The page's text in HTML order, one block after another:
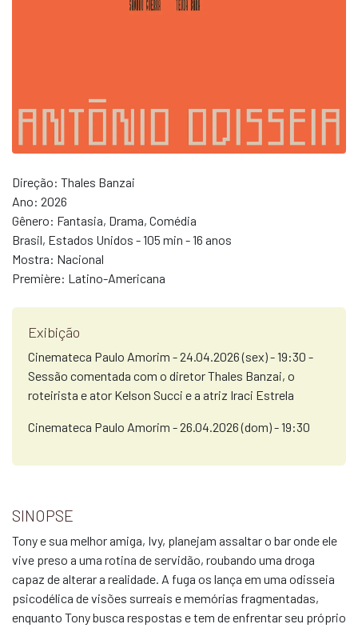
Direção: Thales Banzai
Ano: 2026
Gênero: Fantasia, Drama, Comédia
Brasil, Estados Unidos - 105 min - 16 anos
Mostra: Nacional
Première: Latino-Americana
Exibição
Cinemateca Paulo Amorim - 24.04.2026 (sex) - 19:30 -
Sessão comentada com o diretor Thales Banzai, o
roteirista e ator Kelson Succi e a atriz Iraci Estrela
Cinemateca Paulo Amorim - 26.04.2026 (dom) - 19:30
SINOPSE
Tony e sua melhor amiga, Ivy, planejam assaltar o bar onde ele
vive preso a uma rotina de servidão, roubando uma droga
capaz de alterar a realidade. A fuga os lança em uma odisseia
psicodélica de visões surreais e memórias fragmentadas,
enquanto Tony busca respostas e tem de enfrentar seu próprio